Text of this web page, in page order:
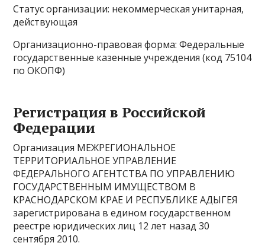
Статус организации: некоммерческая унитарная,
действующая
Организационно-правовая форма: Федеральные
государственные казенные учреждения (код 75104
по ОКОПФ)
Регистрация в Российской
Федерации
Организация МЕЖРЕГИОНАЛЬНОЕ
ТЕРРИТОРИАЛЬНОЕ УПРАВЛЕНИЕ
ФЕДЕРАЛЬНОГО АГЕНТСТВА ПО УПРАВЛЕНИЮ
ГОСУДАРСТВЕННЫМ ИМУЩЕСТВОМ В
КРАСНОДАРСКОМ КРАЕ И РЕСПУБЛИКЕ АДЫГЕЯ
зарегистрирована в едином государственном
реестре юридических лиц 12 лет назад 30
сентября 2010.